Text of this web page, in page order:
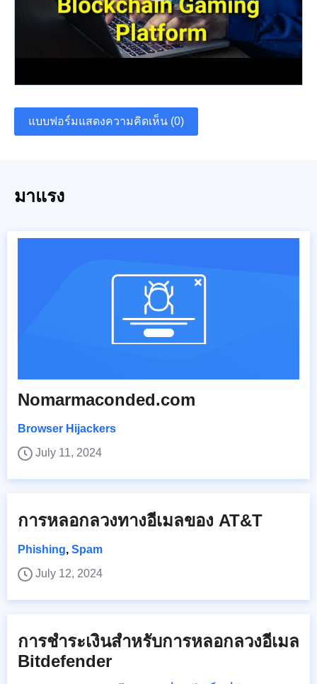
แบบฟอร์มแสดงความคิดเห็น (0)
มาแรง
Nomarmaconded.com
Browser Hijackers
July 11, 2024
การหลอกลวงทางอีเมลของ AT&T
Phishing, Spam
July 12, 2024
การชำระเงินสำหรับการหลอกลวงอีเมล
Bitdefender